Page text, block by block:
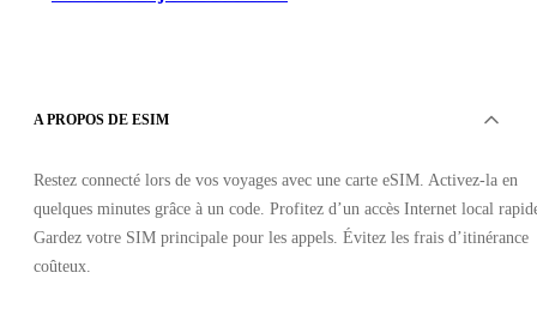
Android, iOS
•
eSIM
Indisponible
A PROPOS DE ESIM
Restez connecté lors de vos voyages avec une carte eSIM. Activez-la en
quelques minutes grâce à un code. Profitez d’un accès Internet local
Gardez votre SIM principale pour les appels. Évitez les frais d’itinérance
coûteux.